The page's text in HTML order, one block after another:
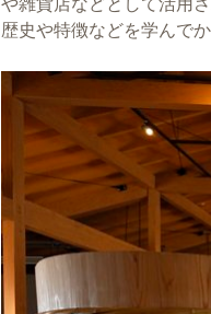
歴史や特徴などを学んで